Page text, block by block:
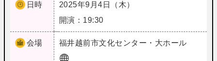
日時
2025年9月4日（木）
開演：19:30
会場 福井越前市文化センター・大ホール